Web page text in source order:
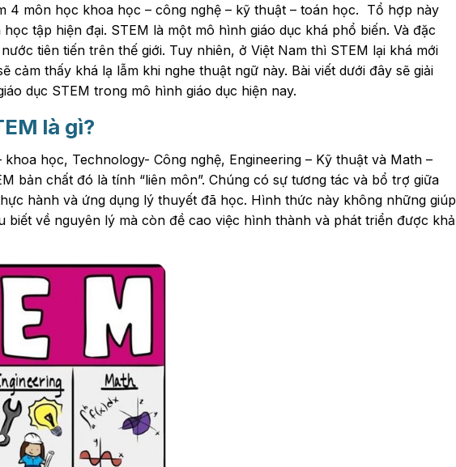
4 môn học khoa học – công nghệ – kỹ thuật – toán học. Tổ hợp này
tập hiện đại. STEM là một mô hình giáo dục khá phổ biến. Và đặc
tiên tiến trên thế giới. Tuy nhiên, ở Việt Nam thì STEM lại khá mới
cảm thấy khá lạ lẫm khi nghe thuật ngữ này. Bài viết dưới đây sẽ giải
dục STEM trong mô hình giáo dục hiện nay.
là gì?
khoa học, Technology- Công nghệ, Engineering – Kỹ thuật và Math –
bản chất đó là tính “liên môn”. Chúng có sự tương tác và bổ trợ giữa
hành và ứng dụng lý thuyết đã học. Hình thức này không những giúp
biết về nguyên lý mà còn đề cao việc hình thành và phát triển được khả